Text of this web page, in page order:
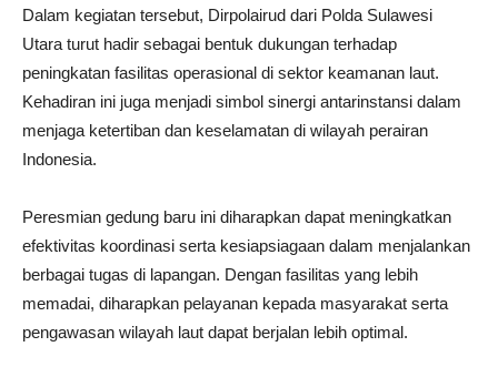
Dalam kegiatan tersebut, Dirpolairud dari Polda Sulawesi
Utara turut hadir sebagai bentuk dukungan terhadap
peningkatan fasilitas operasional di sektor keamanan laut.
Kehadiran ini juga menjadi simbol sinergi antarinstansi dalam
menjaga ketertiban dan keselamatan di wilayah perairan
Indonesia.
Peresmian gedung baru ini diharapkan dapat meningkatkan
efektivitas koordinasi serta kesiapsiagaan dalam menjalankan
berbagai tugas di lapangan. Dengan fasilitas yang lebih
memadai, diharapkan pelayanan kepada masyarakat serta
pengawasan wilayah laut dapat berjalan lebih optimal.